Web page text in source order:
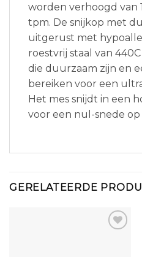
worden verhoogd van
tpm. De snijkop met
uitgerust met
roestvrij staal van
die duurzaam zijn en
bereiken voor een
Het mes snijdt in een
voor een nul-snede
GERELATEERDE